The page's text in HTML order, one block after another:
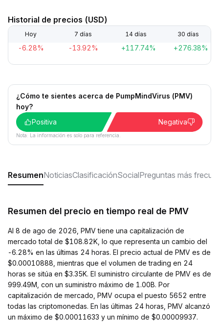
Historial de precios (USD)
Hoy 7 días 14 días 30 días
-6.28% -13.92% +117.74% +276.38%
¿Cómo te sientes acerca de PumpMindVirus (PMV)
hoy?
Positiva
Negativa
Nota: La información es solo para referencia.
ResumenNoticiasClasificaciónSocialPreguntas más
Resumen del precio en tiempo real de PMV
Al 8 de ago de 2026, PMV tiene una capitalización de
mercado total de $108.82K, lo que representa un cambio del
-6.28% en las últimas 24 horas. El precio actual de PMV es de
$0.00010888, mientras que el volumen de trading en 24
horas se sitúa en $3.35K. El suministro circulante de PMV es de
999.49M, con un suministro máximo de 1.00B. Por
capitalización de mercado, PMV ocupa el puesto 5652 entre
todas las criptomonedas. En las últimas 24 horas, PMV alcanzó
un máximo de $0.00011633 y un mínimo de $0.00009937.